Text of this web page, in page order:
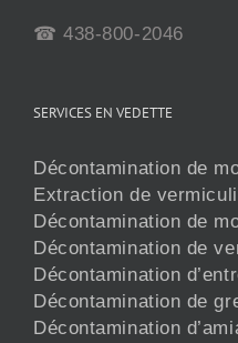
☎ 438-800-2046
SERVICES EN VEDETTE
Décontamination de
Extraction de
Décontamination de
Décontamination de
Décontamination
Décontamination de
Décontamination